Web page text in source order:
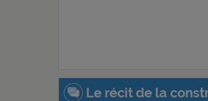
Le récit de la